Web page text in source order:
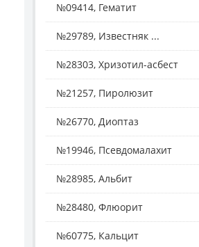
№09414, Гематит
№29789, Известняк ...
№28303, Хризотил-асбест
№21257, Пиролюзит
№26770, Диоптаз
№19946, Псевдомалахит
№28985, Альбит
№28480, Флюорит
№60775, Кальцит